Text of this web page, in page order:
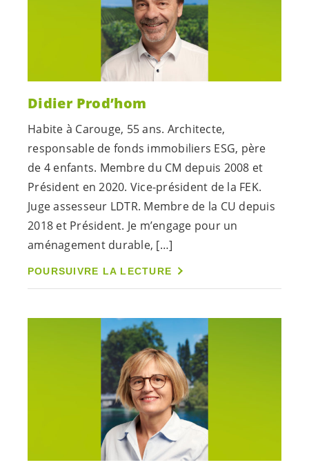
Didier Prod’hom
Habite à Carouge, 55 ans. Architecte,
responsable de fonds immobiliers ESG, père
de 4 enfants. Membre du CM depuis 2008 et
Président en 2020. Vice-président de la FEK.
Juge assesseur LDTR. Membre de la CU depuis
2018 et Président. Je m’engage pour un
aménagement durable, […]
POURSUIVRE LA LECTURE